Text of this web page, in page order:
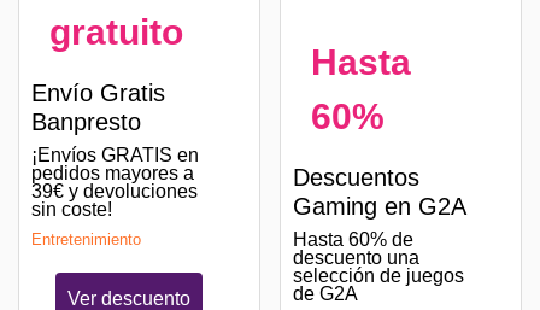
gratuito
Envío Gratis
Banpresto
¡Envíos GRATIS en
pedidos mayores a
39€ y devoluciones
sin coste!
Entretenimiento
Ver descuento
Hasta
60%
Descuentos
Gaming en G2A
Hasta 60% de
descuento una
selección de juegos
de G2A